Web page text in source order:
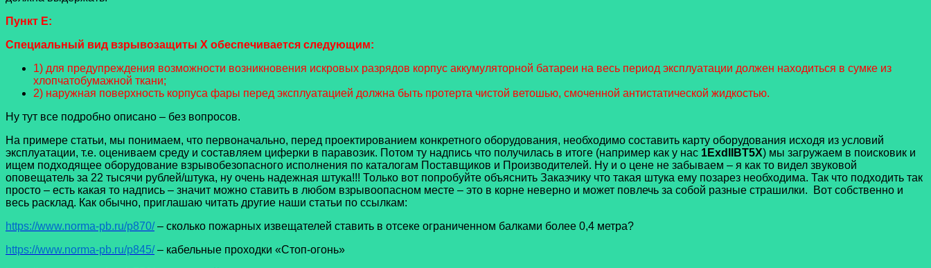
Пункт Е:
Специальный вид взрывозащиты Х обеспечивается следующим:
1) для предупреждения возможности возникновения искровых разрядов корпус аккумуляторной батареи на весь период эксплуатации должен находиться в сумке из
хлопчатобумажной ткани;
2) наружная поверхность корпуса фары перед эксплуатацией должна быть протерта чистой ветошью, смоченной антистатической жидкостью.
Ну тут все подробно описано – без вопросов.
На примере статьи, мы понимаем, что первоначально, перед проектированием конкретного оборудования, необходимо составить карту оборудования исходя из условий
эксплуатации, т.е. оцениваем среду и составляем циферки в паравозик. Потом ту надпись что получилась в итоге (например как у нас 1ExdIIBT5X) мы загружаем в поисковик и
ищем подходящее оборудование взрывобезопасного исполнения по каталогам Поставщиков и Производителей. Ну и о цене не забываем – я как то видел звуковой
оповещатель за 22 тысячи рублей/штука, ну очень надежная штука!!! Только вот попробуйте объяснить Заказчику что такая штука ему позарез необходима. Так что подходить так
просто – есть какая то надпись – значит можно ставить в любом взрывоопасном месте – это в корне неверно и может повлечь за собой разные страшилки.
Вот собственно и
весь расклад. Как обычно, приглашаю читать другие наши статьи по ссылкам:
https://www.norma-pb.ru/p870/– сколько пожарных извещателей ставить в отсеке ограниченном балками более 0,4 метра?
https://www.norma-pb.ru/p845/– кабельные проходки «Стоп-огонь»